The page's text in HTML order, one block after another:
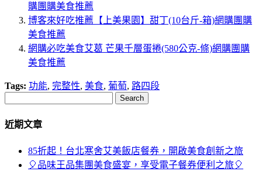
購團購美食推薦
博客來好吃推薦【上美果園】甜丁(10台斤-箱)網購團購
美食推薦
網購必吃美食艾葛 芒果千層蛋捲(580公克-條)網購團購
美食推薦
Tags: 功能, 完整性, 美食, 葡萄, 路四段
近期文章
85折起！台北寒舍艾美飯店餐券，開啟美食創新之旅
🎈品味王品集團美食盛宴，享受電子餐券便利之旅🎈